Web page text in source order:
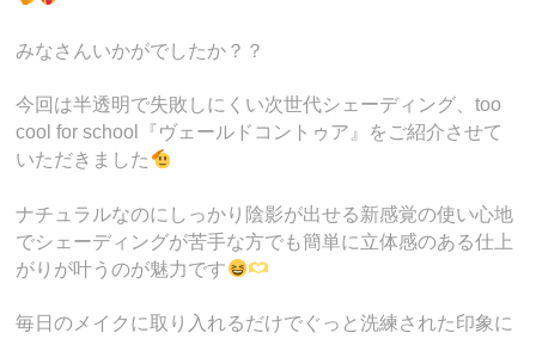
みなさんいかがでしたか？？
今回は半透明で失敗しにくい次世代シェーディング、too
cool for school『ヴェールドコントゥア』をご紹介させて
いただきました
ナチュラルなのにしっかり陰影が出せる新感覚の使い心地
でシェーディングが苦手な方でも簡単に立体感のある仕上
がりが叶うのが魅力です
毎日のメイクに取り入れるだけでぐっと洗練された印象に